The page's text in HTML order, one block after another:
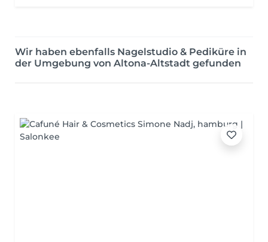
Wir haben ebenfalls Nagelstudio & Pediküre in
der Umgebung von Altona-Altstadt gefunden